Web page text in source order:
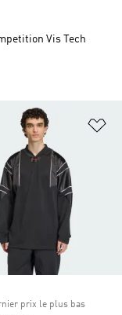
de produits
prix le plus bas
Vis Tech